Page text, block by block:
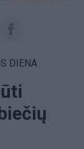
DIENA